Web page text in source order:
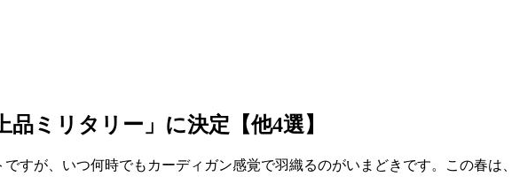
ミリタリー」に決定【他4選】
すが、いつ何時でもカーディガン感覚で羽織るのがいまどきです。この春